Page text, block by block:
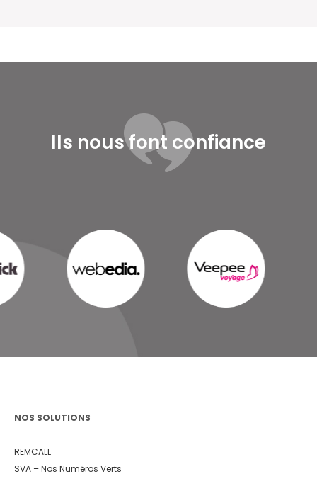
Ils nous font confiance
NOS SOLUTIONS
REMCALL
SVA – Nos Numéros Verts